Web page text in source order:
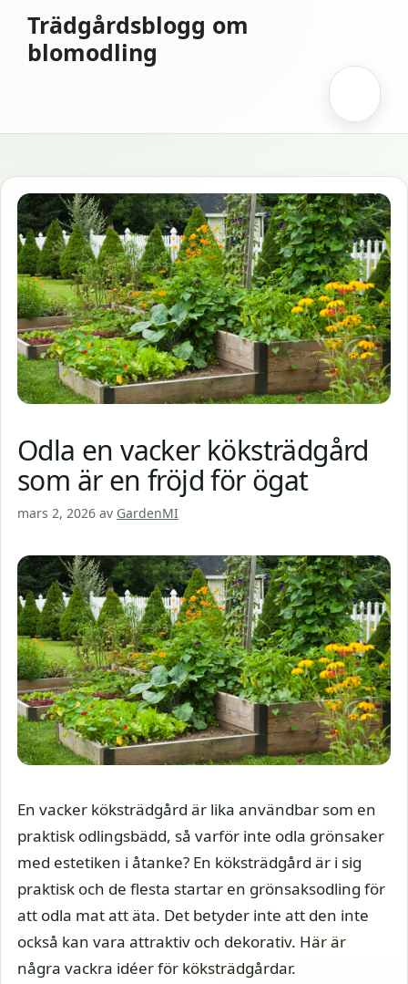
innehåll
Trädgårdsblogg om
blomodling
Odla en vacker köksträdgård
som är en fröjd för ögat
mars 2, 2026 av GardenMI
En vacker köksträdgård är lika användbar som en
praktisk odlingsbädd, så varför inte odla grönsaker
med estetiken i åtanke? En köksträdgård är i sig
praktisk och de flesta startar en grönsaksodling för
att odla mat att äta. Det betyder inte att den inte
också kan vara attraktiv och dekorativ. Här är
några vackra idéer för köksträdgårdar.